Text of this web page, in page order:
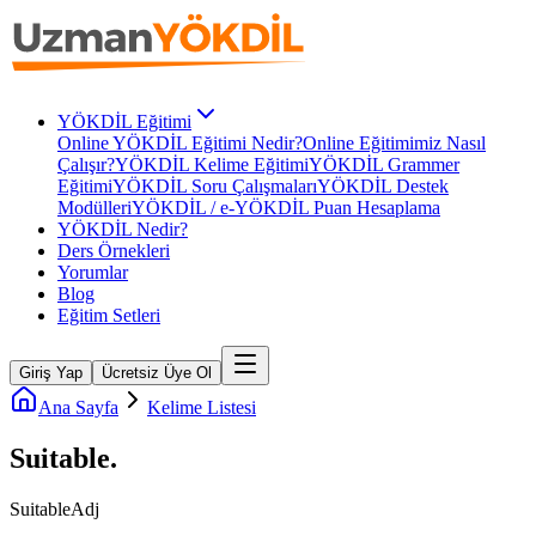
YÖKDİL Eğitimi
Online YÖKDİL Eğitimi Nedir?Online Eğitimimiz Nasıl
Çalışır?YÖKDİL Kelime EğitimiYÖKDİL Grammer
EğitimiYÖKDİL Soru ÇalışmalarıYÖKDİL Destek
ModülleriYÖKDİL / e-YÖKDİL Puan Hesaplama
YÖKDİL Nedir?
Ders Örnekleri
Yorumlar
Blog
Eğitim Setleri
Giriş Yap Ücretsiz Üye Ol
Ana Sayfa Kelime Listesi
Suitable.
SuitableAdj